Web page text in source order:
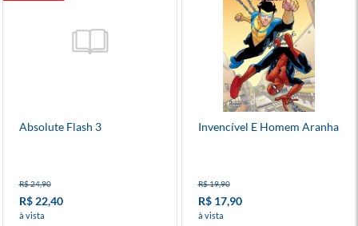
Absolute Flash 3
R$ 24,90
R$ 22,40
à vista
Invencível E Homem Aranha
R$ 19,90
R$ 17,90
à vista